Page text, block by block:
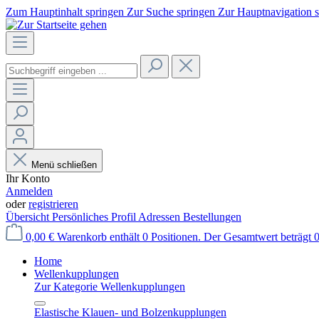
Zum Hauptinhalt springen Zur Suche springen Zur Hauptnavigation
Menü schließen
Ihr Konto
Anmelden
oderregistrieren
Übersicht Persönliches Profil Adressen Bestellungen
0,00 € Warenkorb enthält 0 Positionen. Der Gesamtwert beträgt
Home
Wellenkupplungen
Zur Kategorie Wellenkupplungen
Elastische Klauen- und Bolzenkupplungen